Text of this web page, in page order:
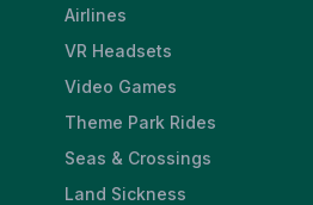
Airlines
VR Headsets
Video Games
Theme Park Rides
Seas & Crossings
Land Sickness